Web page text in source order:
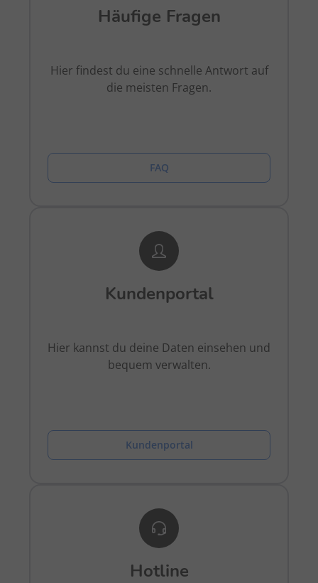
Häufige Fragen
Hier findest du eine schnelle Antwort auf
die meisten Fragen.
FAQ
Kundenportal
Hier kannst du deine Daten einsehen und
bequem verwalten.
Kundenportal
Hotline